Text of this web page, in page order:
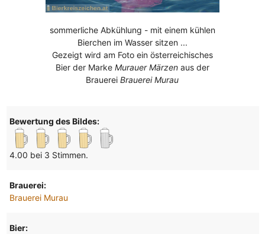
sommerliche Abkühlung - mit einem kühlen
Bierchen im Wasser sitzen ...
Gezeigt wird am Foto ein österreichisches
Bier der Marke Murauer Märzenaus der
BrauereiBrauerei Murau
Bewertung des Bildes:
4.00 bei 3 Stimmen.
Brauerei:
Brauerei Murau
Bier: